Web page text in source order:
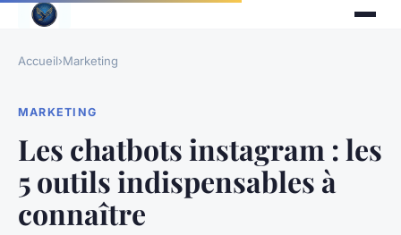
Accueil›Marketing
MARKETING
Les chatbots instagram : les
5 outils indispensables à
connaître